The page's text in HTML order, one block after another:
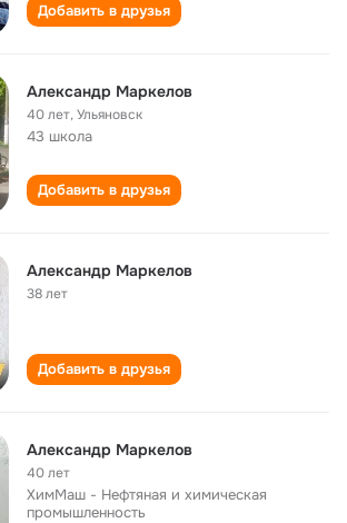
Добавить в друзья
Александр Маркелов
40 лет,Ульяновск
43 школа
Добавить в друзья
Александр Маркелов
38 лет
Добавить в друзья
Александр Маркелов
40 лет
ХимМаш - Нефтяная и химическая
промышленность